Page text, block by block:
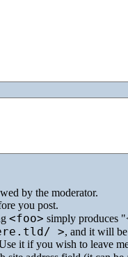
by the moderator.
you post.
<foo> simply produces
>, and it will
it if you wish to leave